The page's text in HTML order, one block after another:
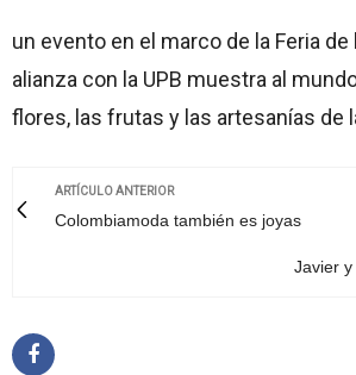
un evento en el marco de la Feria de
alianza con la UPB muestra al
flores, las frutas y las artesanías de
ARTÍCULO ANTERIOR
Colombiamoda también es joyas
Javier y